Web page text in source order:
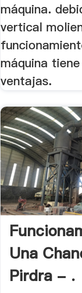
máquina.
vertical
máquina
ventajas.
Una
Pirdra - .